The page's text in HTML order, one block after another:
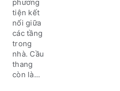
phương
tiện kết
nối giữa
các tầng
trong
nhà. Cầu
thang
còn là...